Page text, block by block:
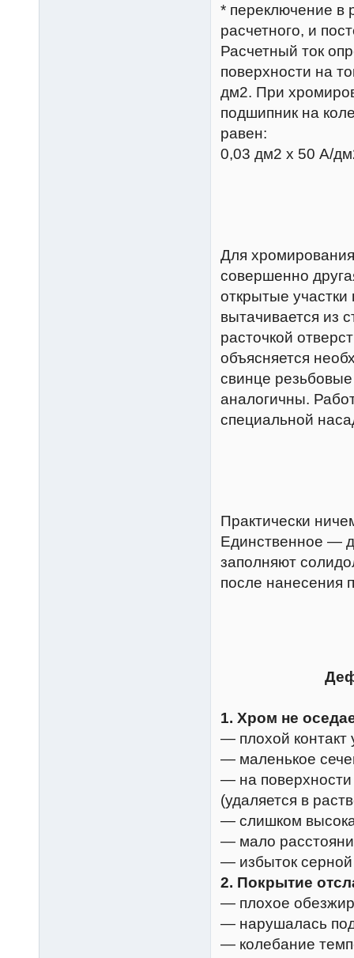
* переключение в
расчетного, и
Расчетный ток
поверхности на
дм2. При
подшипник на
равен:
0,03 дм2 х 50 А/
Для
совершенно
открытые
вытачивается из
расточкой
объясняется
свинце
аналогичны.
специальной
Практически
Единственное —
заполняют
после нанесения
1. Хром не
— плохой контакт
— маленькое
— на поверхности
(удаляется в
— слишком
— мало
— избыток
2. Покрытие
— плохое
— нарушалась
— колебание